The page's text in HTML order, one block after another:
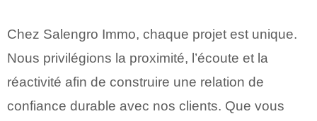
Chez Salengro Immo, chaque projet est unique.
Nous privilégions la proximité, l’écoute et la
réactivité afin de construire une relation de
confiance durable avec nos clients. Que vous